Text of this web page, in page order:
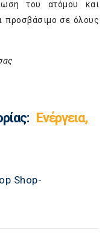
του ατόμου και
προσβάσιμο σε όλους
Ενέργεια,
Shop-